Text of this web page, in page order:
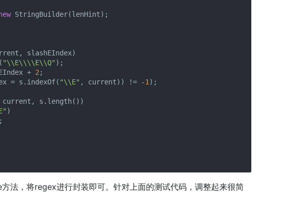
StringBuilder(lenHint);
slashEIndex)
"\\E\\\\E\\Q" );
+
2 ;
= s.indexOf( "\\E" , current)) != -1 );
current, s.length())
)
法，将regex进行封装即可。针对上面的测试代码，调整起来很简